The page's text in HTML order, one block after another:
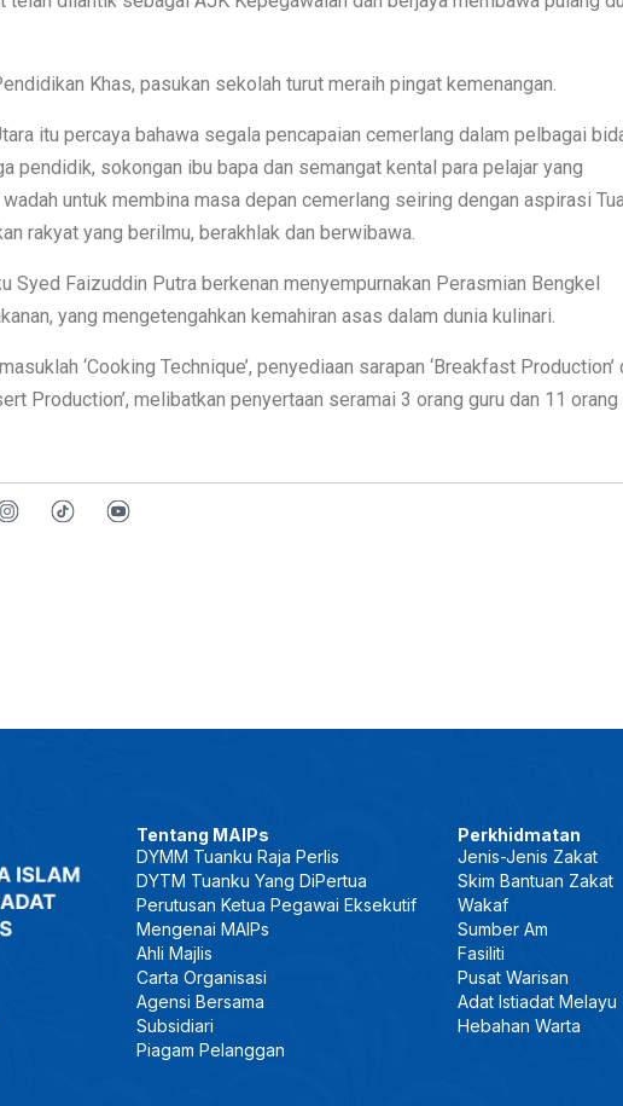
Khas, pasukan sekolah turut meraih pingat kemenangan.
itu percaya bahawa segala pencapaian cemerlang dalam pelbagai
pendidik, sokongan ibu bapa dan semangat kental para pelajar yang
untuk membina masa depan cemerlang seiring dengan aspirasi
rakyat yang berilmu, berakhlak dan berwibawa.
Syed Faizuddin Putra berkenan menyempurnakan Perasmian Bengkel
yang mengetengahkan kemahiran asas dalam dunia kulinari.
‘Cooking Technique’, penyediaan sarapan ‘Breakfast Production’
Production’, melibatkan penyertaan seramai 3 orang guru dan 11 orang
Tentang MAIPs
DYMM Tuanku Raja Perlis
DYTM Tuanku Yang DiPertua
Perutusan Ketua Pegawai Eksekutif
Mengenai MAIPs
Ahli Majlis
Carta Organisasi
Agensi Bersama
Subsidiari
Piagam Pelanggan
Perkhidmatan
Jenis-Jenis Zakat
Skim Bantuan Zakat
Wakaf
Sumber Am
Fasiliti
Pusat Warisan
Adat Istiadat Melayu
Hebahan Warta